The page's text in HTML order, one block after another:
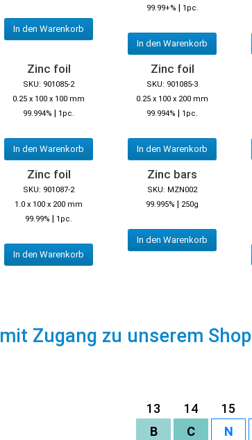
In den Warenkorb
99.99+% | 1pc.
In den Warenkorb
Zinc foil
SKU: 901085-2
0.25 x 100 x 100 mm
99.994% | 1pc.
In den Warenkorb
Zinc foil
SKU: 901085-3
0.25 x 100 x 200 mm
99.994% | 1pc.
In den Warenkorb
Zinc foil
SKU: 901087-2
1.0 x 100 x 200 mm
99.99% | 1pc.
In den Warenkorb
Zinc bars
SKU: MZN002
99.995% | 250g
In den Warenkorb
Zugang zu unserem Shop
13 14 15
B C N